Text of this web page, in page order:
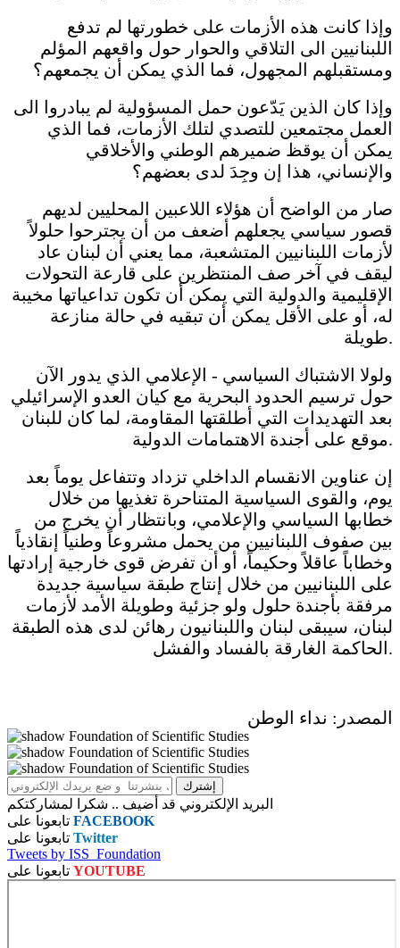
وإذا كانت هذه الأزمات على خطورتها لم تدفع
اللبنانيين الى التلاقي والحوار حول واقعهم المؤلم
ومستقبلهم المجهول، فما الذي يمكن أن يجمعهم؟
وإذا كان الذين يَدّعون حمل المسؤولية لم يبادروا الى
العمل مجتمعين للتصدي لتلك الأزمات، فما الذي
يمكن أن يوقظ ضميرهم الوطني والأخلاقي
والإنساني، هذا إن وجِدَ لدى بعضهم؟
صار من الواضح أن هؤلاء اللاعبين المحليين لديهم
قصور سياسي يجعلهم أضعف من أن يجترحوا حلولاً
لأزمات اللبنانيين المتشعبة، مما يعني أن لبنان عاد
ليقف في آخر صف المنتظرين على قارعة التحولات
الإقليمية والدولية التي يمكن أن تكون تداعياتها مخيبة
له، أو على الأقل يمكن أن تبقيه في حالة منازعة
طويلة.
ولولا الاشتباك السياسي - الإعلامي الذي يدور الآن
حول ترسيم الحدود البحرية مع كيان العدو الإسرائيلي
بعد التهديدات التي أطلقتها المقاومة، لما كان للبنان
موقع على أجندة الاهتمامات الدولية.
إن عناوين الانقسام الداخلي تزداد وتتفاعل يوماً بعد
يوم، والقوى السياسية المتناحرة تغذيها من خلال
خطابها السياسي والإعلامي، وبانتظار أن يخرج من
بين صفوف اللبنانيين من يحمل مشروعاً وطنياً إنقاذياً
وخطاباً عاقلاً وحكيماً، أو أن تفرض قوى خارجية إرادتها
على اللبنانيين من خلال إنتاج طبقة سياسية جديدة
مرفقة بأجندة حلول ولو جزئية وطويلة الأمد لأزمات
لبنان، سيبقى لبنان واللبنانيون رهائن لدى هذه الطبقة
الحاكمة الغارقة بالفساد والفشل.
المصدر: نداء الوطن
البريد الإلكتروني قد أضيف .. شكرا لمشاركتكم
FACEBOOK
Twitter
Tweets by ISS_Foundation
YOUTUBE